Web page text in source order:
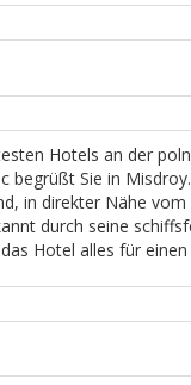
Hotels an der
begrüßt Sie in
in direkter Nähe vom
durch seine
Hotel alles für